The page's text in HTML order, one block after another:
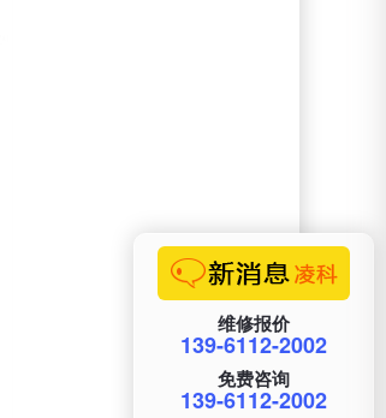
维修报价
139-6112-2002
免费咨询
139-6112-2002